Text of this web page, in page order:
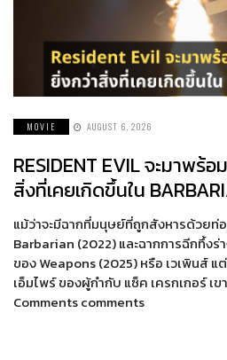
MOVIE AUGUST 6, 2026
RESIDENT EVIL จะมาพร้
สิ่งที่เคยเกิดขึ้นใน
แม้ว่าจะมีฉากที่มนุษย์ที่ถูกสังหารด้วยท่
Barbarian (2022) และฉากการฉีกทึ้ง
ของ Weapons (2025) หรือ เวเพินส์
เอ็มไพร์ ของผู้กำกับ แซ็ค เครกเกอร์ เ
Comments comments